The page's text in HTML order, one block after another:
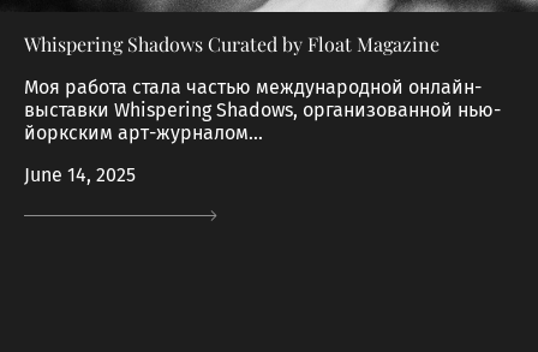
Whispering Shadows Curated by Float Magazine
Моя работа стала частью международной онлайн-
выставки Whispering Shadows, организованной нью-
йоркским арт-журналом...
June 14, 2025